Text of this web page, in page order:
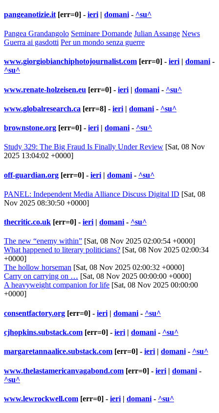
pangeanotizie.it [err=0] - ieri | domani - ^su^
Pangea Grandangolo Seminare Domande Julian Assange News
Guerra ai gasdotti Per un mondo senza guerre
www.giorgiobianchiphotojournalist.com [err=0] - ieri | domani -
^su^
www.renate-holzeisen.eu [err=0] - ieri | domani - ^su^
www.globalresearch.ca [err=8] - ieri | domani - ^su^
brownstone.org [err=0] - ieri | domani - ^su^
Study 329: The Big Fraud Is Finally Under Review [Sat, 08 Nov
2025 13:04:02 +0000]
off-guardian.org [err=0] - ieri | domani - ^su^
PANEL: Independent Media Alliance Discuss Digital ID [Sat, 08
Nov 2025 08:30:50 +0000]
thecritic.co.uk [err=0] - ieri | domani - ^su^
The new “enemy within” [Sat, 08 Nov 2025 02:00:54 +0000]
What happened to literary politicians? [Sat, 08 Nov 2025 02:00:34
+0000]
The hollow horseman [Sat, 08 Nov 2025 02:00:32 +0000]
Carry on carrying on … [Sat, 08 Nov 2025 00:00:00 +0000]
A heavyweight companion for life [Sat, 08 Nov 2025 00:00:00
+0000]
consentfactory.org [err=0] - ieri | domani - ^su^
cjhopkins.substack.com [err=0] - ieri | domani - ^su^
margaretannaalice.substack.com [err=0] - ieri | domani - ^su^
www.thelastamericanvagabond.com [err=0] - ieri | domani -
^su^
www.lewrockwell.com [err=0] - ieri | domani - ^su^